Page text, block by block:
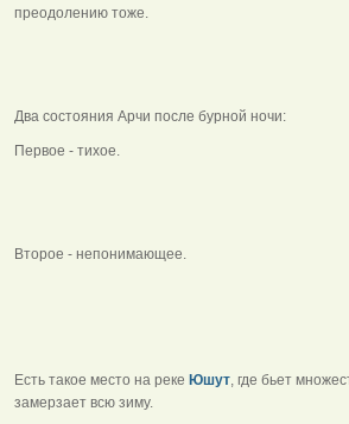
преодолению тоже.
Два состояния Арчи после бурной ночи:
Первое - тихое.
Второе - непонимающее.
Есть такое место на реке Юшут, где бьет
замерзает всю зиму.